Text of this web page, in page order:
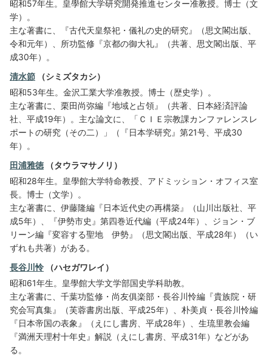
昭和57年生。皇學館大学研究開発推進センター准教授。博士（文
学）。
主な著書に、『古代天皇祭祀・儀礼の史的研究』（思文閣出版、
令和元年）、所功監修『京都の御大礼』（共著、思文閣出版、平
成30年）。
清水節 （シミズタカシ）
昭和53年生。金沢工業大学准教授。博士（歴史学）。
主な著書に、栗田尚弥編『地域と占領』（共著、日本経済評論
社、平成19年）。主な論文に、「ＣＩＥ宗教課カンファレンスレ
ポートの研究（その二）」（『日本学研究』第21号、平成30
年）。
田浦雅徳 （タウラマサノリ）
昭和28年生。皇學館大学特命教授、アドミッション・オフィス室
長。博士（文学）。
主な著書に、伊藤隆編『日本近代史の再構築』（山川出版社、平
成5年）、『伊勢市史』第四巻近代編（平成24年）、ジョン・ブ
リーン編『変容する聖地 伊勢』（思文閣出版、平成28年）（い
ずれも共著）がある。
長谷川怜 （ハセガワレイ）
昭和61年生。皇學館大学文学部国史学科助教。
主な著書に、千葉功監修・尚友俱楽部・長谷川怜編『貴族院・研
究会写真集』（芙蓉書房出版、平成25年）、朴美貞・長谷川怜編
『日本帝国の表象』（えにし書房、平成28年）、生琉里教会編
『満洲天理村十年史』解説（えにし書房、平成31年）などがあ
る。